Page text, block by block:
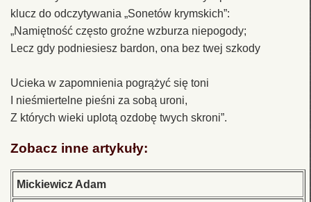
klucz do odczytywania „Sonetów krymskich”:
„Namiętność często groźne wzburza niepogody;
Lecz gdy podniesiesz bardon, ona bez twej szkody
Ucieka w zapomnienia pogrążyć się toni
I nieśmiertelne pieśni za sobą uroni,
Z których wieki uplotą ozdobę twych skroni”.
Zobacz inne artykuły:
Mickiewicz Adam